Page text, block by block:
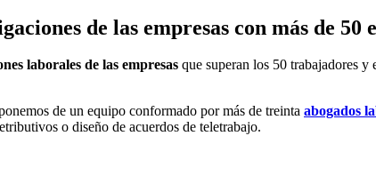
de las empresas con más de 50
laborales de las empresas que superan los 50 trabajadores y
de un equipo conformado por más de treinta abogados
o diseño de acuerdos de teletrabajo.